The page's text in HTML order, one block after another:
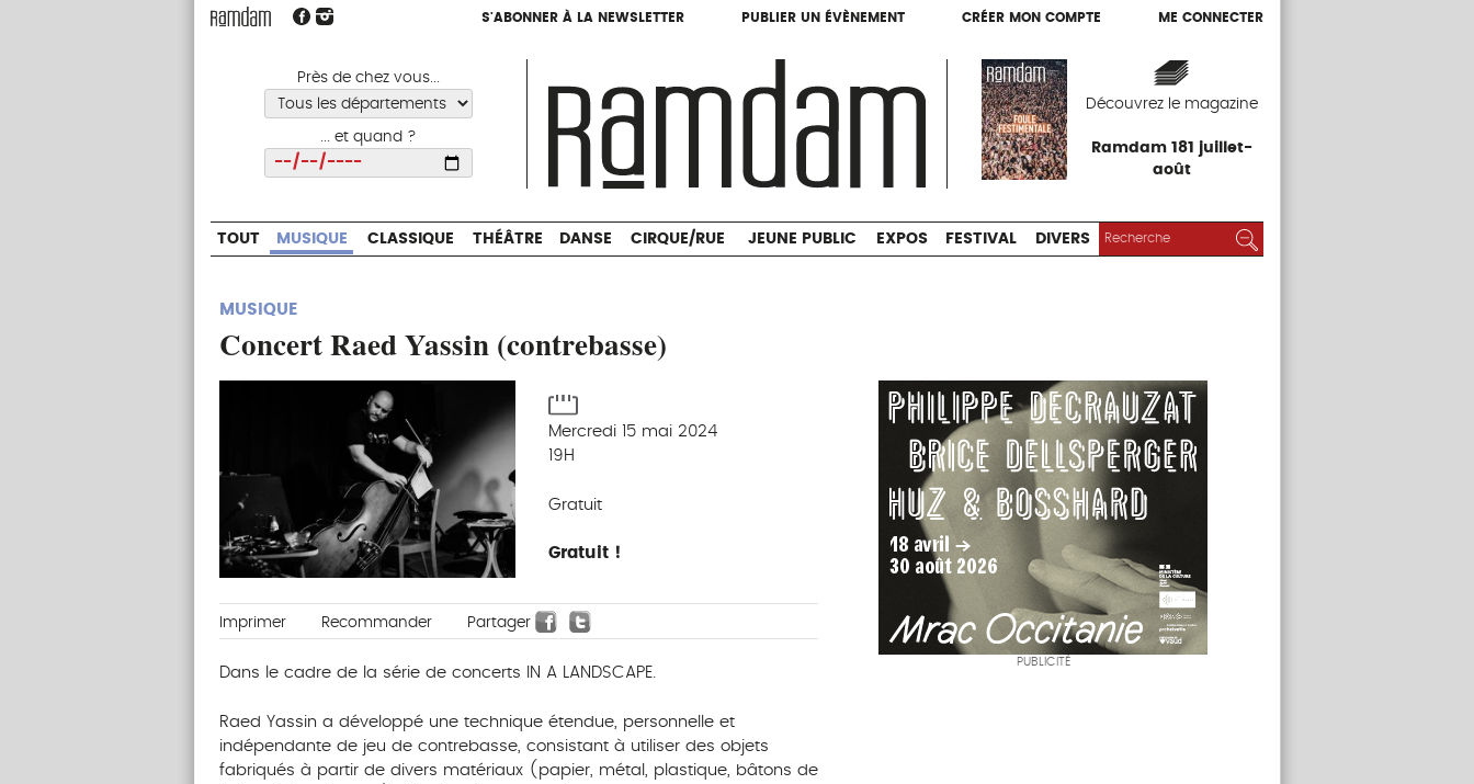
S'ABONNER À LA NEWSLETTER PUBLIER UN ÉVÈNEMENT CRÉER MON COMPTE ME CONNECTER
Près de chez vous...
... et quand ?
Découvrez le magazine
Ramdam 181 juillet-
août
S'ABONNER À LA NEWSLETTER PUBLIER UN ÉVÈNEMENT CRÉER MON COMPTE ME CONNECTER
CIRQUE/RUE JEUNE PUBLIC EXPOS
TOUT MUSIQUE CLASSIQUE THÉÂTRE DANSE CIRQUE/RUE JEUNE PUBLIC EXPOS FESTIVAL DIVERS RECHERCHER :
MUSIQUE
Concert Raed Yassin (contrebasse)
Mercredi 15 mai 2024
19H
Gratuit
Gratuit !
Imprimer Recommander Partager
Dans le cadre de la série de concerts IN A LANDSCAPE.
Raed Yassin a développé une technique étendue, personnelle et
indépendante de jeu de contrebasse, consistant à utiliser des objets
fabriqués à partir de divers matériaux (papier, métal, plastique, bâtons de
PUBLICITÉ